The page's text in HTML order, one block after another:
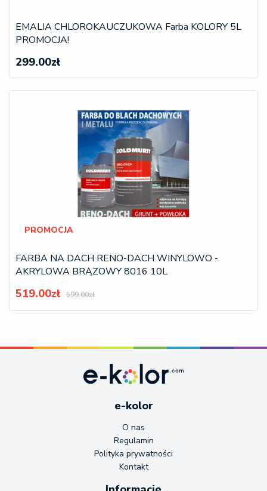
EMALIA CHLOROKAUCZUKOWA Farba KOLORY 5L
PROMOCJA!
299.00zł
PROMOCJA
FARBA NA DACH RENO-DACH WINYLOWO -
AKRYLOWA BRĄZOWY 8016 10L
519.00zł 599.00zł
e-kolor
O nas
Regulamin
Polityka prywatności
Kontakt